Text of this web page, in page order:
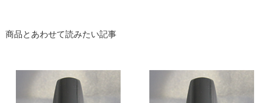
商品とあわせて読みたい記事